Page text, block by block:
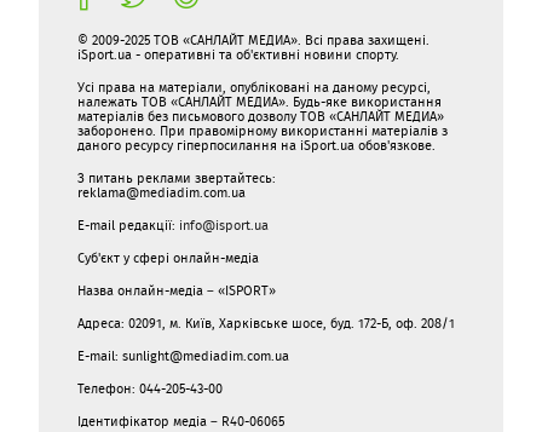
© 2009-2025 ТОВ «САНЛАЙТ МЕДИА». Всі права захищені.
iSport.ua - оперативні та об'єктивні новини спорту.
Усі права на матеріали, опубліковані на даному ресурсі,
належать ТОВ «САНЛАЙТ МЕДИА». Будь-яке використання
матеріалів без письмового дозволу ТОВ «САНЛАЙТ МЕДИА»
заборонено. При правомірному використанні матеріалів з
даного ресурсу гіперпосилання на iSport.ua обов'язкове.
З питань реклами звертайтесь:
reklama@mediadim.com.ua
E-mail редакції: info@isport.ua
Суб'єкт у сфері онлайн-медіа
Назва онлайн-медіа – «ISPORT»
Адреса: 02091, м. Київ, Харківське шосе, буд. 172-Б, оф. 208/1
E-mail: sunlight@mediadim.com.ua
Телефон: 044-205-43-00
Ідентифікатор медіа – R40-06065